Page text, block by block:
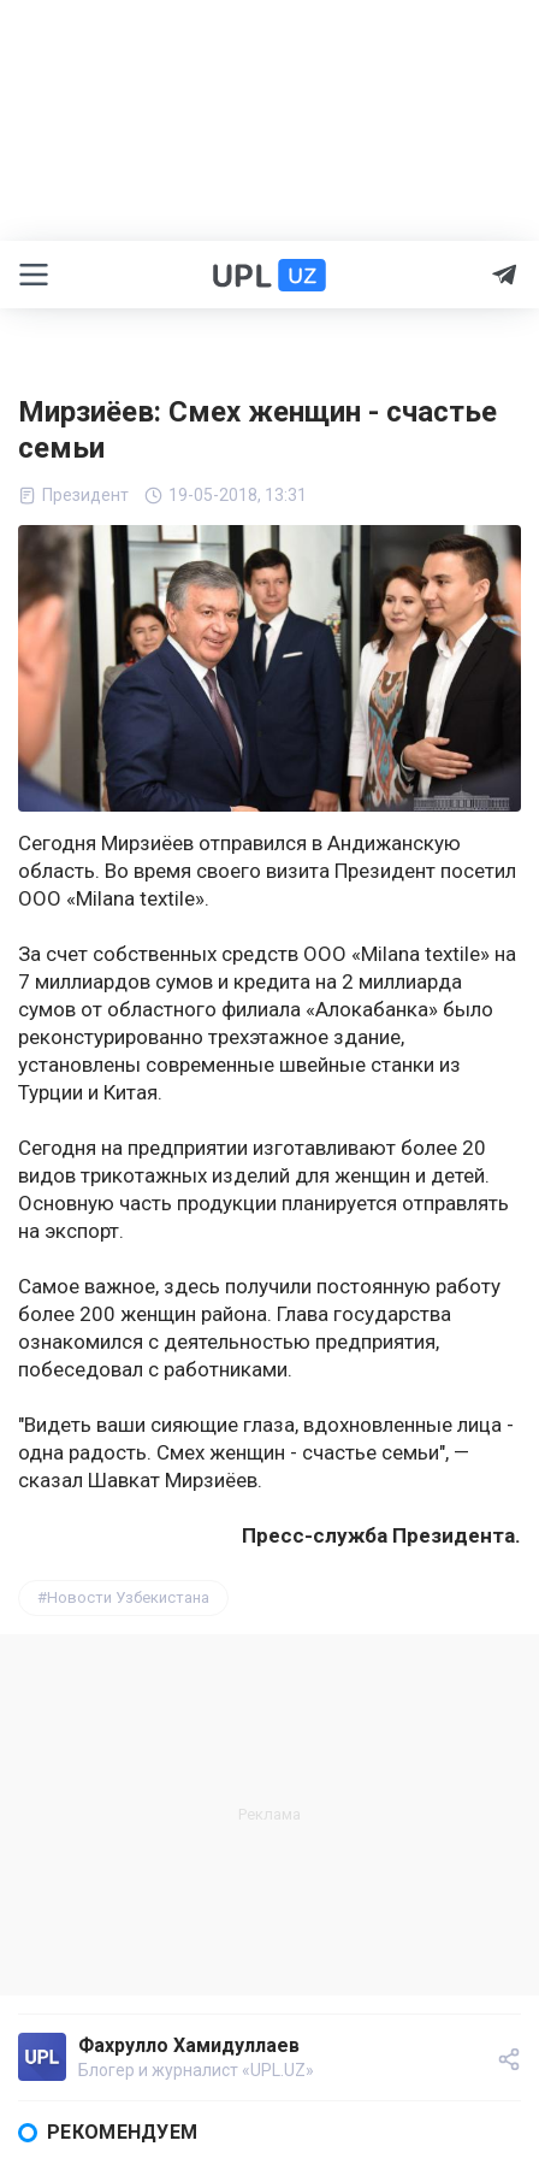
Мирзиёев: Смех женщин - счастье
семьи
Президент 19-05-2018, 13:31
Сегодня Мирзиёев отправился в Андижанскую
область. Во время своего визита Президент посетил
ООО «Milana teхtilе».
За счет собственных средств ООО «Milana teхtilе» на
7 миллиардов сумов и кредита на 2 миллиарда
сумов от областного филиала «Алокабанка» было
реконстурированно трехэтажное здание,
установлены современные швейные станки из
Турции и Китая.
Сегодня на предприятии изготавливают более 20
видов трикотажных изделий для женщин и детей.
Основную часть продукции планируется отправлять
на экспорт.
Самое важное, здесь получили постоянную работу
более 200 женщин района. Глава государства
ознакомился с деятельностью предприятия,
побеседовал с работниками.
"Видеть ваши сияющие глаза, вдохновленные лица -
одна радость. Смех женщин - счастье семьи", —
сказал Шавкат Мирзиёев.
Пресс-служба Президента.
Новости Узбекистана
Фахрулло Хамидуллаев
Блогер и журналист «UPL.UZ»
РЕКОМЕНДУЕМ